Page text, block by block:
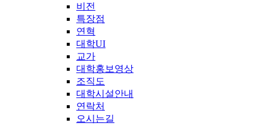
비전
특장점
연혁
대학UI
교가
대학홍보영상
조직도
대학시설안내
연락처
오시는길